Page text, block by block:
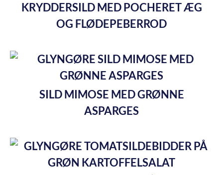
KRYDDERSILD MED POCHERET ÆG
OG FLØDEPEBERROD
SILD MIMOSE MED GRØNNE
ASPARGES